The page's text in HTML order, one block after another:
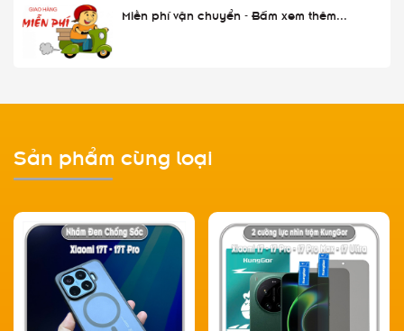
Miễn phí vận chuyển - Bấm xem thêm...
Sản phẩm cùng loại